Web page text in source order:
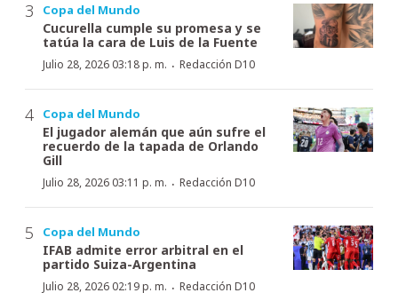
Copa del Mundo
Cucurella cumple su promesa y se
tatúa la cara de Luis de la Fuente
Julio 28, 2026 03:18 p. m. · Redacción D10
Copa del Mundo
El jugador alemán que aún sufre el
recuerdo de la tapada de Orlando
Gill
Julio 28, 2026 03:11 p. m. · Redacción D10
Copa del Mundo
IFAB admite error arbitral en el
partido Suiza-Argentina
Julio 28, 2026 02:19 p. m. · Redacción D10